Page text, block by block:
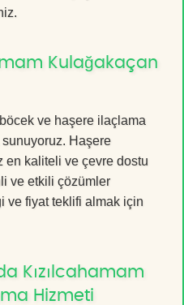
Kulağakaçan
ve haşere ilaçlama
Haşere
en kaliteli ve çevre dostu
ve etkili çözümler
ve fiyat teklifi almak için
Kızılcahamam
Hizmeti